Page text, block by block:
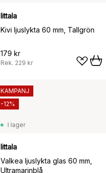
Iittala
Kivi ljuslykta 60 mm, Tallgrön
179 kr
Rek. 229 kr
I lager
Iittala
Valkea ljuslykta glas 60 mm,
Ultramarinblå
KAMPANJ
-12%